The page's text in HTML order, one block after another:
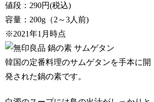
値段：290円(税込)
容量：200g（2～3人前)
※2021年1月時点
韓国の定番料理のサムゲタンを手本に開
発された鍋の素です。